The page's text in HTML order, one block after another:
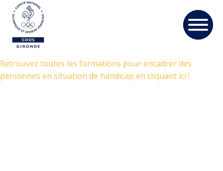
Retrouvez toutes les formations pour encadrer des
personnes en situation de handicap en cliquant ici !